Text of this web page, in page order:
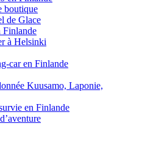
boutique
de Glace
Finlande
à Helsinki
car en Finlande
Kuusamo, Laponie,
en Finlande